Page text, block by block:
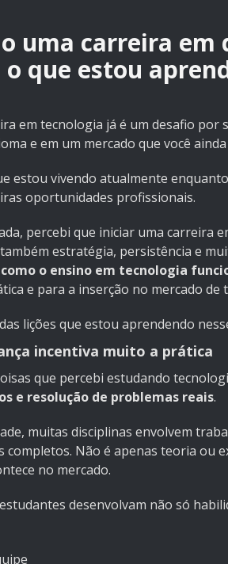
uma carreira
o que estou
em tecnologia já é um desafio por
e em um mercado que você
estou vivendo atualmente
oportunidades profissionais.
percebi que iniciar uma carreira
estratégia, persistência e
o ensino em tecnologia
e para a inserção no mercado de
lições que estou aprendendo
incentiva muito a prática
que percebi estudando
e resolução de problemas reais.
muitas disciplinas envolvem
completos. Não é apenas teoria ou
no mercado.
desenvolvam não só